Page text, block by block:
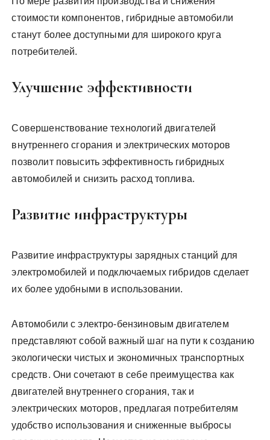
стоимости компонентов, гибридные автомобили
станут более доступными для широкого круга
потребителей.
Улучшение эффективности
Совершенствование технологий двигателей
внутреннего сгорания и электрических моторов
позволит повысить эффективность гибридных
автомобилей и снизить расход топлива.
Развитие инфраструктуры
Развитие инфраструктуры зарядных станций для
электромобилей и подключаемых гибридов сделает
их более удобными в использовании.
Автомобили с электро-бензиновым двигателем
представляют собой важный шаг на пути к созданию
экологически чистых и экономичных транспортных
средств. Они сочетают в себе преимущества как
двигателей внутреннего сгорания, так и
электрических моторов, предлагая потребителям
удобство использования и сниженные выбросы